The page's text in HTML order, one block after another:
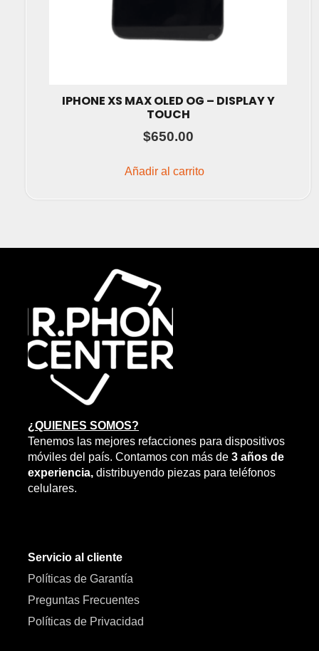
IPHONE XS MAX OLED OG – DISPLAY Y
TOUCH
$650.00
Añadir al carrito
¿QUIENES SOMOS?
Tenemos las mejores refacciones para dispositivos
móviles del país. Contamos con más de 3 años de
experiencia, distribuyendo piezas para teléfonos
celulares.
Servicio al cliente
Políticas de Garantía
Preguntas Frecuentes
Políticas de Privacidad